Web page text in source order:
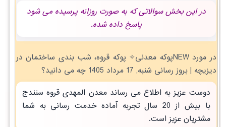
در این بخش سوالاتی که به صورت روزانه پرسیده می شود
پاسخ داده شده.
در مورد NEWپوکه معدنی✧ پوکه قروه، شب بندی ساختمان در
ديزيچه | بروز رسانی شنبه, 17 مرداد 1405 چه می دانید؟
دوست عزیز به اطلاع می رساند معدن المهدی قروه سنندج
با بیش از 20 سال تجربه آماده خدمت رسانی به شما
مشتریان عزیز است.